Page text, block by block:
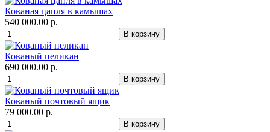
Кованая цапля в камышах
540 000.00 р.
Кованый пеликан
690 000.00 р.
Кованый почтовый ящик
79 000.00 р.